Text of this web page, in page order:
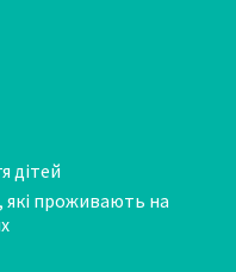
дітей
які проживають на